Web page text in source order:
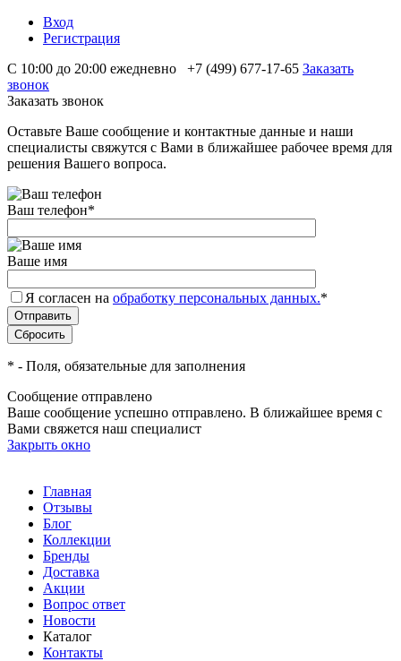
Вход
Регистрация
С 10:00 до 20:00 ежедневно
+7 (499) 677-17-65 Заказать
звонок
Заказать звонок
Оставьте Ваше сообщение и контактные данные и наши
специалисты свяжутся с Вами в ближайшее рабочее время для
решения Вашего вопроса.
Ваш телефон*
Ваше имя
Я согласен на обработку персональных данных.*
* - Поля, обязательные для заполнения
Сообщение отправлено
Ваше сообщение успешно отправлено. В ближайшее время с
Вами свяжется наш специалист
Закрыть окно
Главная
Отзывы
Блог
Коллекции
Бренды
Доставка
Акции
Вопрос ответ
Новости
Каталог
Контакты